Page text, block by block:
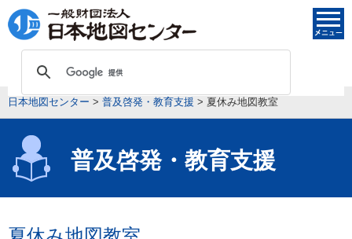
日本地図センター > 普及啓発・教育支援 > 夏休み地図教室
普及啓発・教育支援